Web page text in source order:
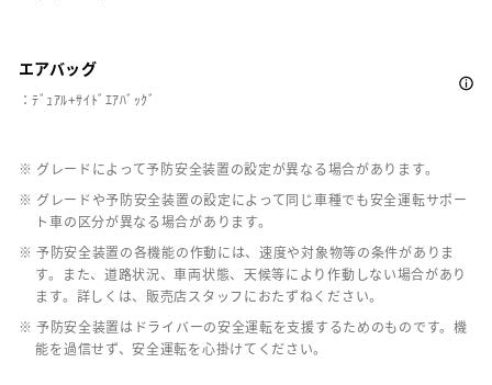
エアバッグ
：ﾃﾞｭｱﾙ+ｻｲﾄﾞｴｱﾊﾞｯｸﾞ
※ グレードによって予防安全装置の設定が異なる場合があります。
※ グレードや予防安全装置の設定によって同じ車種でも安全運転サポー
ト車の区分が異なる場合があります。
※ 予防安全装置の各機能の作動には、速度や対象物等の条件がありま
す。また、道路状況、車両状態、天候等により作動しない場合があり
ます。詳しくは、販売店スタッフにおたずねください。
※ 予防安全装置はドライバーの安全運転を支援するためのものです。機
能を過信せず、安全運転を心掛けてください。